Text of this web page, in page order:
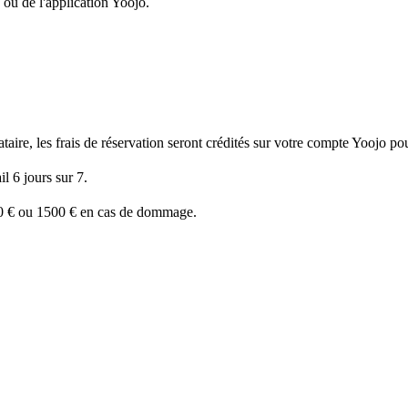
les frais de réservation seront crédités sur votre compte Yoojo
6 jours sur 7.
ou 1500 € en cas de dommage.